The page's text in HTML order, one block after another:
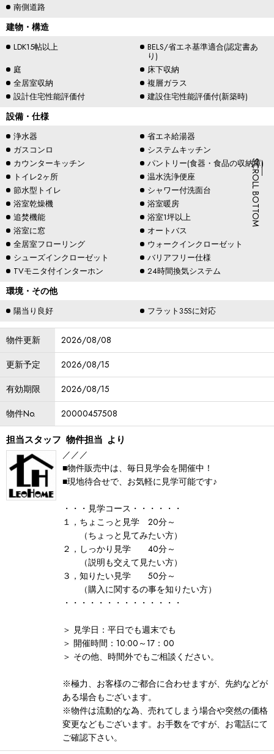
南側道路
建物・構造
LDK15帖以上 BELS/省エネ基準適合(認定書あ
り)
庭
床下収納
全居室収納
複層ガラス
設計住宅性能評価付
建設住宅性能評価付(新築時)
設備・仕様
浄水器
省エネ給湯器
ガスコンロ
システムキッチン
カウンターキッチン
パントリー(食器・食品の収納庫)
トイレ2ヶ所
温水洗浄便座
節水型トイレ
シャワー付洗面台
浴室乾燥機
浴室暖房
追焚機能
浴室1坪以上
浴室に窓
オートバス
全居室フローリング
ウォークインクローゼット
シューズインクローゼット
バリアフリー仕様
TVモニタ付インターホン
24時間換気システム
環境・その他
陽当り良好 フラット35Sに対応
物件更新
2026/08/08
更新予定
2026/08/15
有効期限
2026/08/15
物件No.
20000457508
担当スタッフ 物件担当 より
／／／
■物件販売中は、毎日見学会を開催中！
■現地待合せで、お気軽に見学可能です♪
・・・見学コース・・・・・・
１，ちょこっと見学 20分～
（ちょっと見てみたい方）
２，しっかり見学 40分～
（説明も交えて見たい方）
３，知りたい見学 50分～
（購入に関するの事を知りたい方）
・・・・・・・・・・・・・・
＞ 見学日：平日でも週末でも
＞ 開催時間：10:00～17：00
＞ その他、時間外でもご相談ください。
※極力、お客様のご都合に合わせますが、先約などが
ある場合もございます。
※物件は流動的な為、売れてしまう場合や突然の価格
変更などもございます。お手数をですが、お電話にて
ご確認下さい。
SCROLL BOTTOM